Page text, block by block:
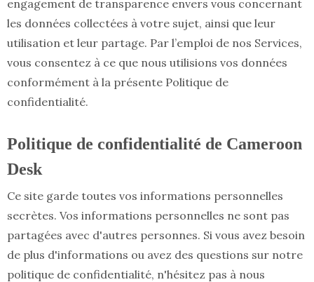
engagement de transparence envers vous concernant
les données collectées à votre sujet, ainsi que leur
utilisation et leur partage. Par l’emploi de nos Services,
vous consentez à ce que nous utilisions vos données
conformément à la présente Politique de
confidentialité.
Politique de confidentialité de Cameroon
Desk
Ce site garde toutes vos informations personnelles
secrètes. Vos informations personnelles ne sont pas
partagées avec d'autres personnes. Si vous avez besoin
de plus d'informations ou avez des questions sur notre
politique de confidentialité, n'hésitez pas à nous